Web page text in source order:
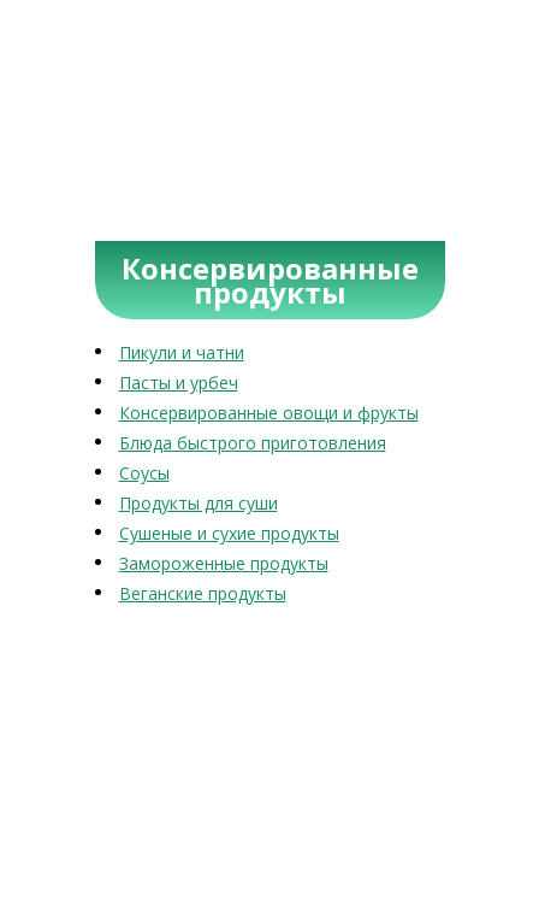
Консервированные
продукты
Пикули и чатни
Пасты и урбеч
Консервированные овощи и фрукты
Блюда быстрого приготовления
Соусы
Продукты для суши
Сушеные и сухие продукты
Замороженные продукты
Веганские продукты